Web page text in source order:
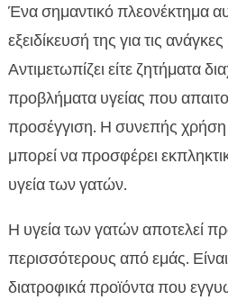
Ένα σημαντικό πλεονέκτημα
εξειδίκευσή της για τις
Αντιμετωπίζει είτε ζητήματα
προβλήματα υγείας που
προσέγγιση. Η συνεπής χρήση
μπορεί να προσφέρει
υγεία των γατών.
Η υγεία των γατών αποτελεί
περισσότερους από εμάς.
διατροφικά προϊόντα που